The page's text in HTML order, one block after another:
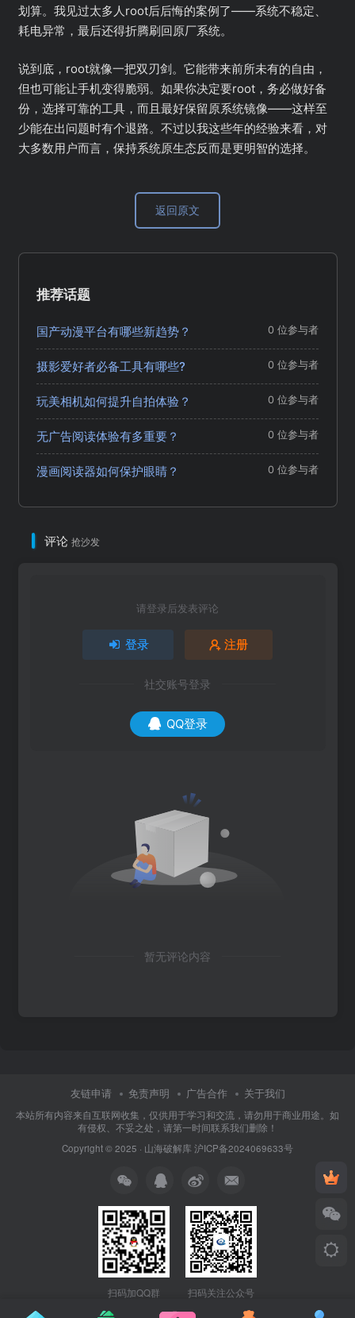
划算。我见过太多人root后后悔的案例了——系统不稳定、
耗电异常，最后还得折腾刷回原厂系统。
说到底，root就像一把双刃剑。它能带来前所未有的自由，
但也可能让手机变得脆弱。如果你决定要root，务必做好备
份，选择可靠的工具，而且最好保留原系统镜像——这样至
少能在出问题时有个退路。不过以我这些年的经验来看，对
大多数用户而言，保持系统原生态反而是更明智的选择。
返回原文
推荐话题
国产动漫平台有哪些新趋势？ 0 位参与者
摄影爱好者必备工具有哪些? 0 位参与者
玩美相机如何提升自拍体验？ 0 位参与者
无广告阅读体验有多重要？ 0 位参与者
漫画阅读器如何保护眼睛？ 0 位参与者
评论 抢沙发
请登录后发表评论
登录 注册
社交账号登录
QQ登录
暂无评论内容
友链申请 免责声明 广告合作 关于我们
本站所有内容来自互联网收集，仅供用于学习和交流，请勿用于商业用途。如
有侵权、不妥之处，请第一时间联系我们删除！
Copyright © 2025 · 山海破解库沪ICP备2024069633号
扫码加QQ群 扫码关注公众号